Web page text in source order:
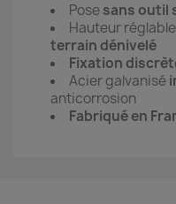
Posesans outil
Hauteur
terrain dénivelé
Fixation
Acier galvanisé
anticorrosion
Fabriqué en